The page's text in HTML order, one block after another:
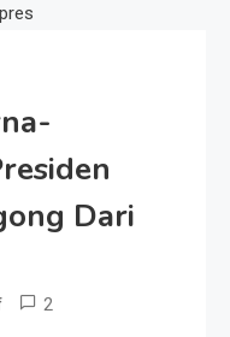
Dari
2